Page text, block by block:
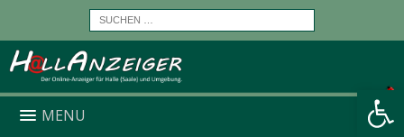
Werkzeugleiste öffnen
MENU